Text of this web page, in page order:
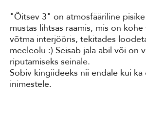
"Õitsev 3" on atmosfääriline
mustas lihtsas raamis, mis on
võtma interjööris, tekitades
meeleolu :) Seisab jala abil või on
riputamiseks seinale.
Sobiv kingiideeks nii endale kui
inimestele.